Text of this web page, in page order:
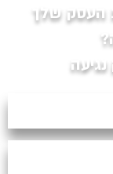
העסק שלך